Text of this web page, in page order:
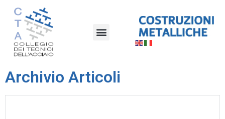
Archivio Articoli